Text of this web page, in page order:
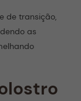
de transição,
as